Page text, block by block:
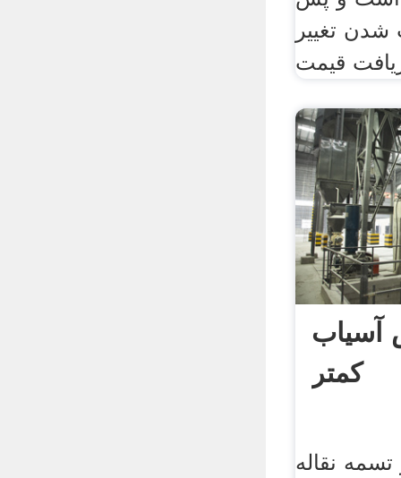
تغییر
قیمت
آسیاب
کمتر
نقاله